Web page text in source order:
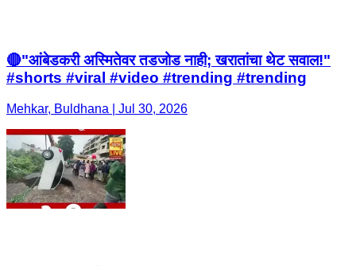
🔴"आंबेडकरी अस्मितेवर तडजोड नाही; खरातांचा थेट सवाल!"
#shorts #viral #video #trending #trending
Mehkar, Buldhana | Jul 30, 2026